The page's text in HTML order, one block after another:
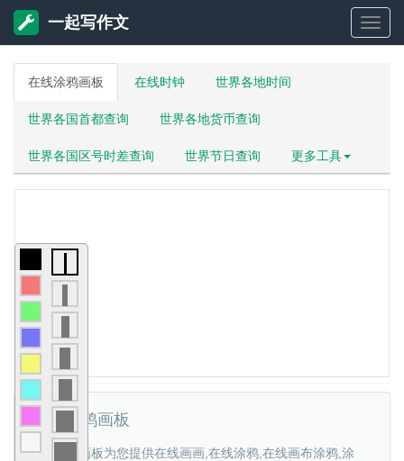
一
作
一起写作文
在线涂鸦画板 在线时钟 世界各地时间
世界各国首都查询 世界各地货币查询
世界各国区号时差查询 世界节日查询 更多工具
在线涂鸦画板
在线涂鸦画板为您提供在线画画,在线涂鸦,在线画布涂鸦,涂